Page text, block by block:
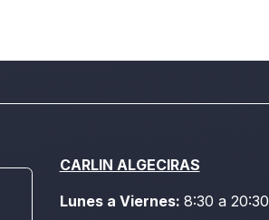
CARLIN ALGECIRAS
Lunes a Viernes: 8:30 a 20:30